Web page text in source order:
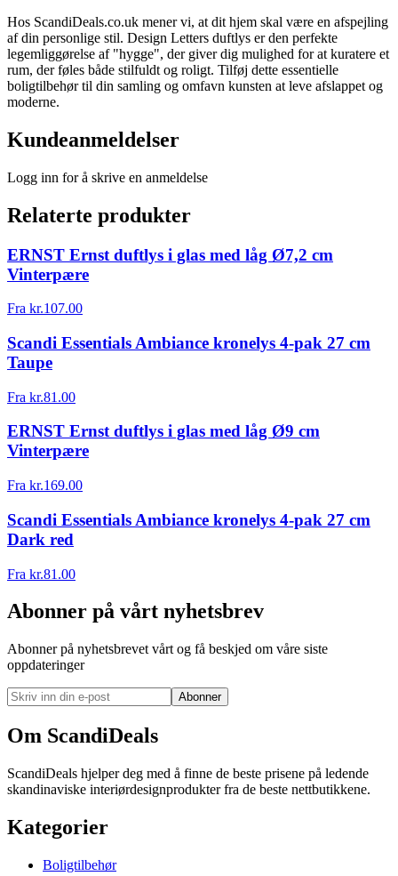
Hos ScandiDeals.co.uk mener vi, at dit hjem skal være en afspejling
af din personlige stil. Design Letters duftlys er den perfekte
legemliggørelse af "hygge", der giver dig mulighed for at kuratere et
rum, der føles både stilfuldt og roligt. Tilføj dette essentielle
boligtilbehør til din samling og omfavn kunsten at leve afslappet og
moderne.
Kundeanmeldelser
Logg inn for å skrive en anmeldelse
Relaterte produkter
ERNST Ernst duftlys i glas med låg Ø7,2 cm
Vinterpære
Fra kr.107.00
Scandi Essentials Ambiance kronelys 4-pak 27 cm
Taupe
Fra kr.81.00
ERNST Ernst duftlys i glas med låg Ø9 cm
Vinterpære
Fra kr.169.00
Scandi Essentials Ambiance kronelys 4-pak 27 cm
Dark red
Fra kr.81.00
Abonner på vårt nyhetsbrev
Abonner på nyhetsbrevet vårt og få beskjed om våre siste
oppdateringer
Abonner
Om ScandiDeals
ScandiDeals hjelper deg med å finne de beste prisene på ledende
skandinaviske interiørdesignprodukter fra de beste nettbutikkene.
Kategorier
Boligtilbehør